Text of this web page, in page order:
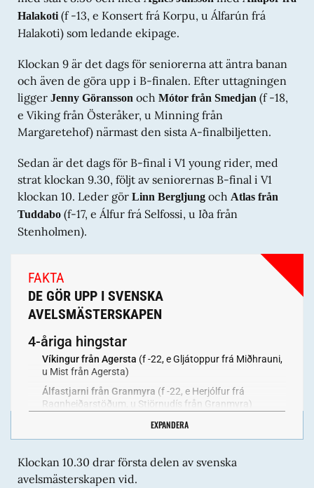
Halakoti (f -13, e Konsert frá Korpu, u Álfarún frá
Halakoti) som ledande ekipage.
Klockan 9 är det dags för seniorerna att äntra banan
och även de göra upp i B-finalen. Efter uttagningen
ligger Jenny Göransson och Mótor från Smedjan (f -18,
e Viking från Österåker, u Minning från
Margaretehof) närmast den sista A-finalbiljetten.
Sedan är det dags för B-final i V1 young rider, med
strat klockan 9.30, följt av seniorernas B-final i V1
klockan 10. Leder gör Linn Bergljung och Atlas från
Tuddabo (f-17, e Álfur frá Selfossi, u Iða från
Stenholmen).
FAKTA
DE GÖR UPP I SVENSKA
AVELSMÄSTERSKAPEN
4-åriga hingstar
Víkingur från Agersta (f -22, e Gljátoppur frá Miðhrauni,
u Mist från Agersta)
Álfastjarni från Granmyra (f -22, e Herjólfur frá
Ragnheiðarstöðum, u Stjörnudís från Granmyra)
(f -22, e Draumur frá Fe, u París
4-åriga ston
Vild från Mån(f -22, e Álffinnur frá Syðri-Gegnishólum, u
EXPANDERA
Klockan 10.30 drar första delen av svenska
avelsmästerskapen vid.